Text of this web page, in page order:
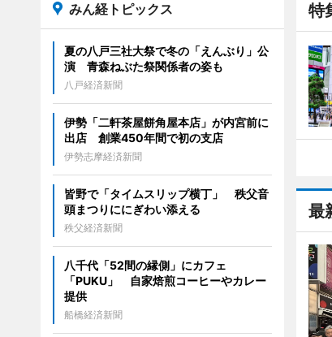
特
最
みん経トピックス
夏の八戸三社大祭で冬の「えんぶり」公
演 青森ねぶた祭関係者の姿も
八戸経済新聞
伊勢「二軒茶屋餅角屋本店」が内宮前に
出店 創業450年間で初の支店
伊勢志摩経済新聞
皆野で「タイムスリップ横丁」 秩父音
頭まつりににぎわい添える
秩父経済新聞
八千代「52間の縁側」にカフェ
「PUKU」 自家焙煎コーヒーやカレー
提供
船橋経済新聞